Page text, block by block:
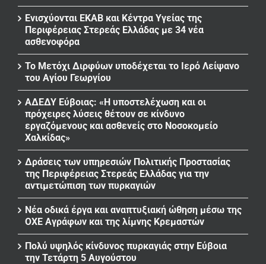
Ενισχύονται ΕΚΑΒ και Κέντρα Υγείας της
Περιφέρειας Στερεάς Ελλάδας με 34 νέα
ασθενοφόρα
Το Μετόχι Διρφύων υποδέχεται το Ιερό Λείψανο
του Αγίου Γεωργίου
ΑΔΕΔΥ Εύβοιας: «Η υποστελέχωση και οι
πρόχειρες λύσεις θέτουν σε κίνδυνο
εργαζόμενους και ασθενείς στο Νοσοκομείο
Χαλκίδας»
Δράσεις των υπηρεσιών Πολιτικής Προστασίας
της Περιφέρειας Στερεάς Ελλάδας για την
αντιμετώπιση των πυρκαγιών
Νέα οδικά έργα και αναπτυξιακή ώθηση μέσω της
ΟΧΕ Αγράφων και της λίμνης Κρεμαστών
Πολύ υψηλός κίνδυνος πυρκαγιάς στην Εύβοια
την Τετάρτη 5 Αυγούστου